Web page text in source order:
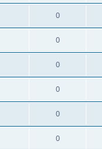
0
0
0
0
0
0